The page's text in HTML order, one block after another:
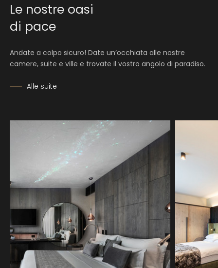
Le nostre oasi
di pace
Andate a colpo sicuro! Date un’occhiata alle nostre
camere, suite e ville e trovate il vostro angolo di paradiso.
Alle suite